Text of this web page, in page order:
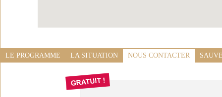
LE PROGRAMME LA SITUATION NOUS CONTACTER